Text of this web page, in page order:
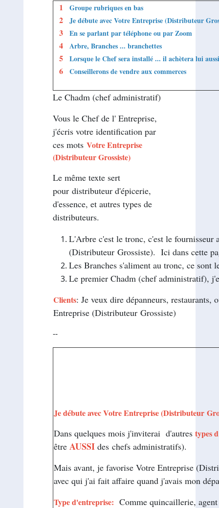
1 Groupe rubriques en bas
2 Je débute avec Votre Entreprise (Distributeur
3 En se parlant par téléphone ou par Zoom
4 Arbre, Branches ... branchettes
5 Lorsque le Chef sera installé ... il achètera lui
6 Conseillerons de vendre aux commerces
Le Chadm (chef administratif)
Vous le Chef de l' Entreprise,
j'écris votre identification par
ces mots Votre Entreprise
(Distributeur Grossiste)
Le même texte sert
pour distributeur d'épicerie,
d'essence, et autres types de
distributeurs.
L'Arbre c'est le tronc, c'est le fournisseur
(Distributeur Grossiste). Ici dans cette
Les Branches s'aliment au tronc, ce sont
Le premier Chadm (chef administratif),
Clients: Je veux dire dépanneurs,
Entreprise (Distributeur Grossiste)
--
Je débute avecVotre Entreprise (Distributeur
Dans quelques mois j'inviterai d'autres types
être AUSSI des chefs administratifs).
Mais avant, je favorise Votre Entreprise
avec qui j'ai fait affaire quand j'avais mon
Type d'entreprise: Comme quincaillerie,